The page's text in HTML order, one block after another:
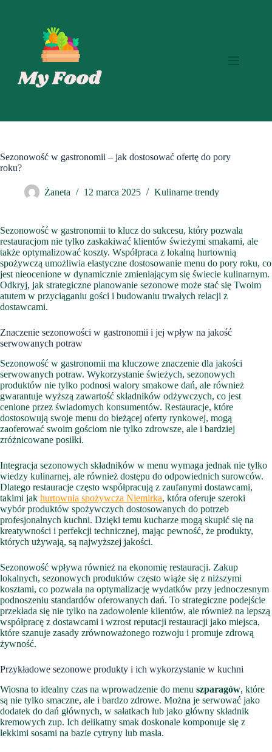
Sezonowość w gastronomii – jak dostosować ofertę do pory
roku?
Żaneta 12 marca 2025 Kulinarne trendy
Sezonowość w gastronomii to klucz do sukcesu, który pozwala
restauracjom nie tylko zaskakiwać klientów świeżymi smakami, ale
także optymalizować koszty. Współpraca z lokalną hurtownią
spożywczą umożliwia elastyczne dostosowanie menu do pory roku, co
jest nieocenione w dynamicznie zmieniającym się świecie kulinarnym.
Odkryj, jak strategiczne planowanie sezonowe może stać się Twoim
atutem w przyciąganiu gości i budowaniu trwałych relacji z
dostawcami.
Znaczenie sezonowości w gastronomii i jej wpływ na jakość
serwowanych potraw
Sezonowość w gastronomii ma kluczowe znaczenie dla jakości
serwowanych potraw. Wykorzystanie świeżych, sezonowych
produktów nie tylko podnosi walory smakowe dań, ale również
gwarantuje wyższą zawartość składników odżywczych, co jest
cenione przez świadomych konsumentów. Restauracje, które
dostosowują swoje menu do bieżącej oferty rynkowej, mogą
zaoferować swoim gościom nie tylko zdrowsze, ale i bardziej
zróżnicowane posiłki.
Integracja sezonowych składników w menu wymaga jednak nie tylko
wiedzy kulinarnej, ale również dostępu do odpowiednich surowców.
Dlatego restauracje często współpracują z zaufanymi dostawcami,
takimi jak hurtownia spożywcza Niemirka, która oferuje szeroki
wybór produktów spożywczych dostosowanych do potrzeb
profesjonalnych kuchni. Dzięki temu kucharze mogą skupić się na
kreatywności i perfekcji technicznej, mając pewność, że produkty,
których używają, są najwyższej jakości.
Sezonowość wpływa również na ekonomię restauracji. Zakup
lokalnych, sezonowych produktów często wiąże się z niższymi
kosztami, co pozwala na optymalizację wydatków przy jednoczesnym
podnoszeniu standardów oferowanych dań. To strategiczne podejście
przekłada się nie tylko na zadowolenie klientów, ale również na lepszą
współpracę z dostawcami i wzrost reputacji restauracji jako miejsca,
które szanuje zasady zrównoważonego rozwoju i promuje zdrową
żywność.
Przykładowe sezonowe produkty i ich wykorzystanie w kuchni
Wiosna to idealny czas na wprowadzenie do menu szparagów, które
są nie tylko smaczne, ale i bardzo zdrowe. Można je serwować jako
dodatek do dań głównych, w sałatkach lub jako główny składnik
kremowych zup. Ich delikatny smak doskonale komponuje się z
lekkimi sosami na bazie cytryny lub masła.